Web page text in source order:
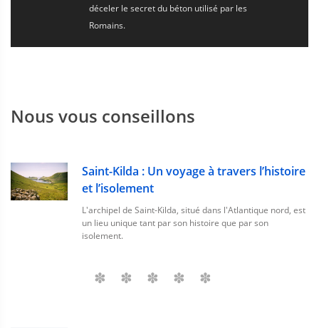
déceler le secret du béton utilisé par les
Romains.
Nous vous conseillons
Saint-Kilda : Un voyage à travers l’histoire
et l’isolement
L'archipel de Saint-Kilda, situé dans l'Atlantique nord, est
un lieu unique tant par son histoire que par son
isolement.